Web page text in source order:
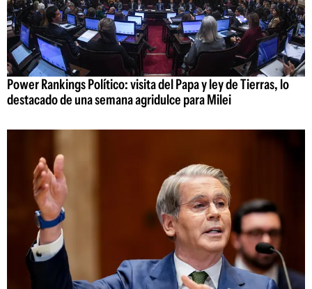
Power Rankings Político: visita del Papa y ley de Tierras, lo
destacado de una semana agridulce para Milei